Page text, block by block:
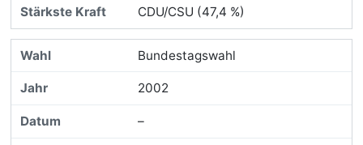
CDU/CSU (47,4 %)
Bundestagswahl
2002
–